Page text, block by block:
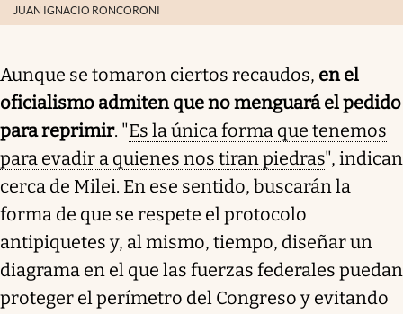
JUAN IGNACIO RONCORONI
Aunque se tomaron ciertos recaudos, en el
oficialismo admiten que no menguará el pedido
para reprimir. "Es la única forma que tenemos
para evadir a quienes nos tiran piedras", indican
cerca de Milei. En ese sentido, buscarán la
forma de que se respete el protocolo
antipiquetes y, al mismo, tiempo, diseñar un
diagrama en el que las fuerzas federales puedan
proteger el perímetro del Congreso y evitando